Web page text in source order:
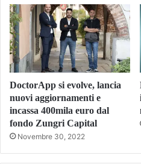
DoctorApp si evolve, lancia
nuovi aggiornamenti e
incassa 400mila euro dal
fondo Zungri Capital
Novembre 30, 2022